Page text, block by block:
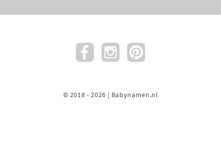
© 2018 - 2026 | Babynamen.nl